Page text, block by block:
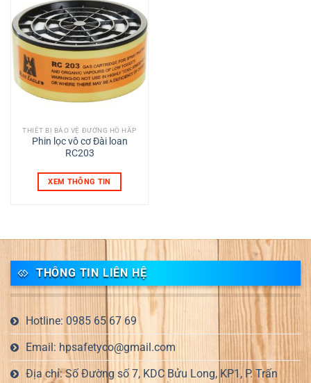
THIẾT BỊ BẢO VỆ ĐƯỜNG HÔ HẤP
Phin lọc vô cơ Đài loan
RC203
XEM THÔNG TIN
THÔNG TIN LIÊN HỆ
Hotline: 0985 65 67 69
Email: hpsafetyco@gmail.com
Địa chỉ: Số Đường số 7, KDC Bửu Long, KP1, P. Trấn